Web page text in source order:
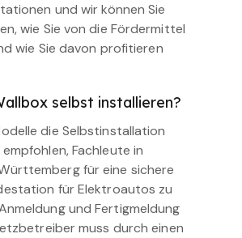
und wir können Sie
wie Sie von die Fördermittel
wie Sie davon profitieren
selbst installieren?
die Selbstinstallation
Fachleute in
für eine sichere
für Elektroautos zu
und Fertigmeldung
muss durch einen